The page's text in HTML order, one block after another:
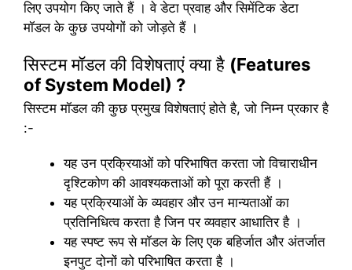
लिए उपयोग किए जाते हैं । वे डेटा प्रवाह और सिमेंटिक डेटा
मॉडल के कुछ उपयोगों को जोड़ते हैं ।
सिस्टम मॉडल की विशेषताएं क्या है (Features
of System Model) ?
सिस्टम मॉडल की कुछ प्रमुख विशेषताएं होते है, जो निम्न प्रकार है
:-
यह उन प्रक्रियाओं को परिभाषित करता जो विचाराधीन
दृश्टिकोण की आवश्यकताओं को पूरा करती हैं ।
यह प्रक्रियाओं के व्यवहार और उन मान्यताओं का
प्रतिनिधित्व करता है जिन पर व्यवहार आधातिर है ।
यह स्पष्ट रूप से मॉडल के लिए एक बहिर्जात और अंतर्जात
इनपुट दोनों को परिभाषित करता है ।